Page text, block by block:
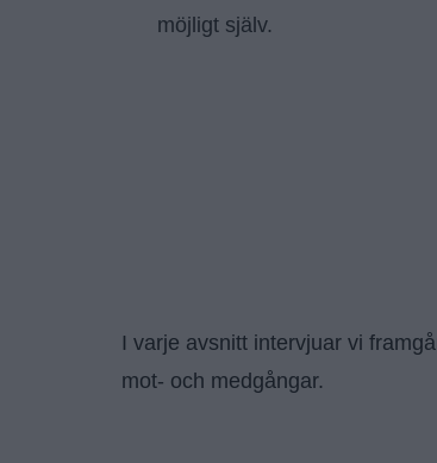
möjligt själv.
I varje avsnitt intervjuar vi
mot- och medgångar.